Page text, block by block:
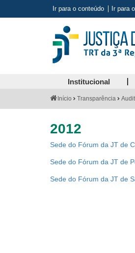
Ir para o conteúdo Ir para
Institucional
VocêInício Transparência
2012
Sede do Fórum da JT de
Sede do Fórum da JT de
Sede do Fórum da JT de